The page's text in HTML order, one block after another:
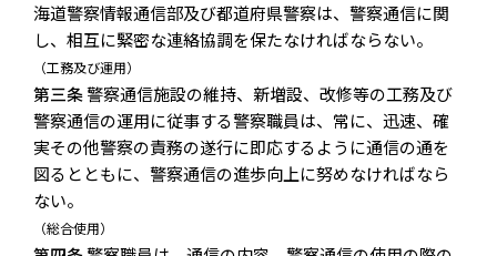
海道警察情報通信部及び都道府県警察は、警察通信に関
し、相互に緊密な連絡協調を保たなければならない。
（工務及び運用）
第三条警察通信施設の維持、新増設、改修等の工務及び
警察通信の運用に従事する警察職員は、常に、迅速、確
実その他警察の責務の遂行に即応するように通信の通を
図るとともに、警察通信の進歩向上に努めなければなら
ない。
（総合使用）